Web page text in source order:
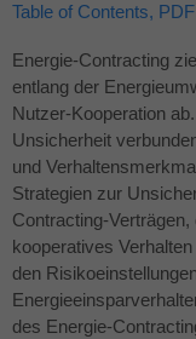
Table of Contents,
Energie-Contracting
entlang der
Nutzer-Kooperation
Unsicherheit
und
Strategien zur
Contracting-
kooperatives
den
des Energie-